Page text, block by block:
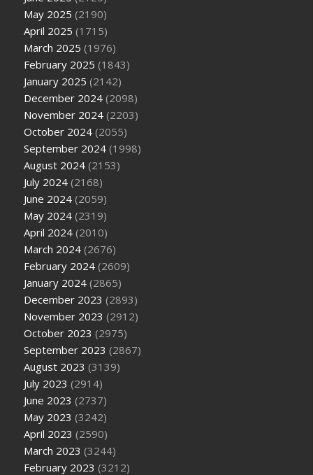
May 2025 (2190)
April 2025 (1715)
March 2025 (1976)
February 2025 (1843)
January 2025 (2142)
December 2024 (2098)
November 2024 (2203)
October 2024 (2055)
September 2024 (1998)
August 2024 (2153)
July 2024 (2168)
June 2024 (2059)
May 2024 (2319)
April 2024 (2010)
March 2024 (2676)
February 2024 (2609)
January 2024 (2865)
December 2023 (2893)
November 2023 (2912)
October 2023 (2975)
September 2023 (2867)
August 2023 (3139)
July 2023 (2914)
June 2023 (2737)
May 2023 (3242)
April 2023 (2590)
March 2023 (3244)
February 2023 (3212)